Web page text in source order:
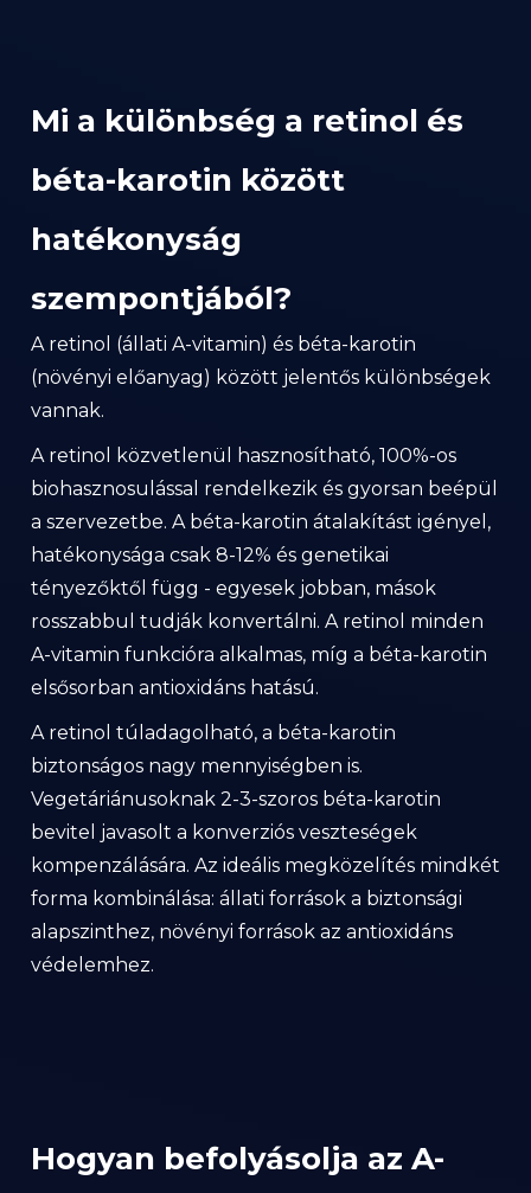
Mi a különbség a retinol és
béta-karotin között
hatékonyság
szempontjából?
A retinol (állati A-vitamin) és béta-karotin
(növényi előanyag) között jelentős különbségek
vannak.
A retinol közvetlenül hasznosítható, 100%-os
biohasznosulással rendelkezik és gyorsan beépül
a szervezetbe. A béta-karotin átalakítást igényel,
hatékonysága csak 8-12% és genetikai
tényezőktől függ - egyesek jobban, mások
rosszabbul tudják konvertálni. A retinol minden
A-vitamin funkcióra alkalmas, míg a béta-karotin
elsősorban antioxidáns hatású.
A retinol túladagolható, a béta-karotin
biztonságos nagy mennyiségben is.
Vegetáriánusoknak 2-3-szoros béta-karotin
bevitel javasolt a konverziós veszteségek
kompenzálására. Az ideális megközelítés mindkét
forma kombinálása: állati források a biztonsági
alapszinthez, növényi források az antioxidáns
védelemhez.
Hogyan befolyásolja az A-